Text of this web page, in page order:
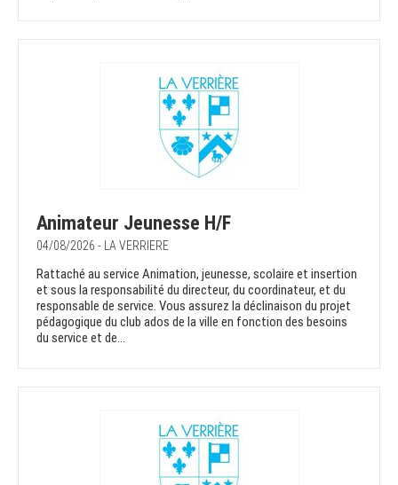
Animateur Jeunesse H/F
04/08/2026 - LA VERRIERE
Rattaché au service Animation, jeunesse, scolaire et insertion
et sous la responsabilité du directeur, du coordinateur, et du
responsable de service. Vous assurez la déclinaison du projet
pédagogique du club ados de la ville en fonction des besoins
du service et de...